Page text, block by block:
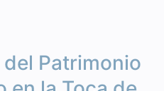
Patrimonio